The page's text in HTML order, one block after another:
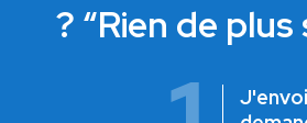
? “Rien de plus